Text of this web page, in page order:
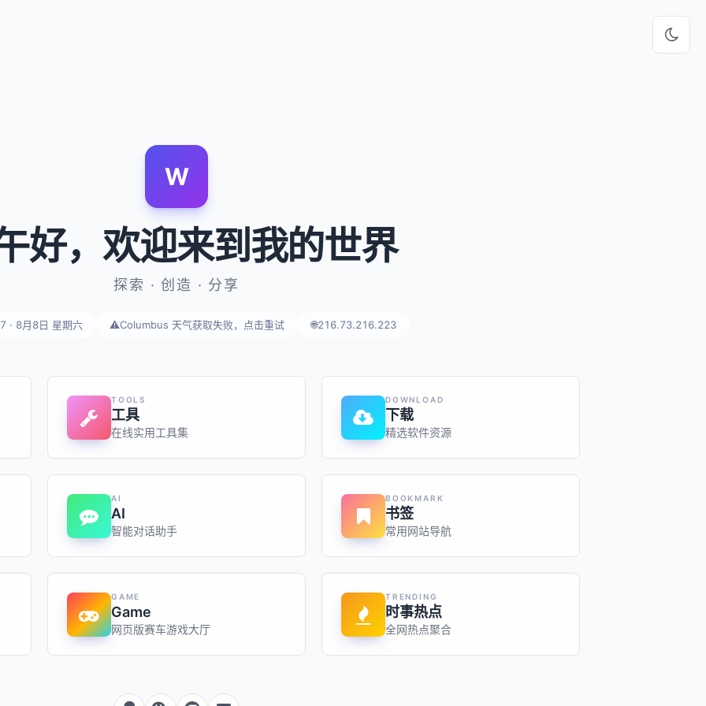
W
好，欢迎来到我的世界
探索 · 创造 · 分享
· 8月8日 星期六 ⚠️Columbus 天气获取失败，点击重试 🌐216.73.216.223
TOOLS
工具
在线实用工具集
DOWNLOAD
下载
精选软件资源
AI
AI
智能对话助手
BOOKMARK
书签
常用网站导航
GAME
Game
网页版赛车游戏大厅
TRENDING
时事热点
全网热点聚合